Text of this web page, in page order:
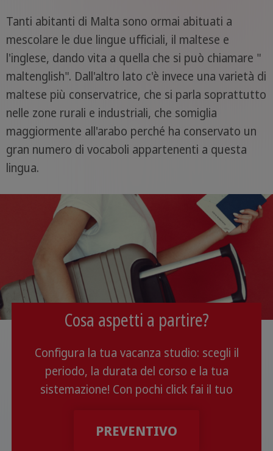
Tanti abitanti di Malta sono ormai abituati a
mescolare le due lingue ufficiali, il maltese e
l'inglese, dando vita a quella che si può chiamare "
maltenglish". Dall'altro lato c'è invece una varietà di
maltese più conservatrice, che si parla soprattutto
nelle zone rurali e industriali, che somiglia
maggiormente all'arabo perché ha conservato un
gran numero di vocaboli appartenenti a questa
lingua.
Cosa aspetti a partire?
Configura la tua vacanza studio: scegli il
periodo, la durata del corso e la tua
sistemazione! Con pochi click fai il tuo
PREVENTIVO